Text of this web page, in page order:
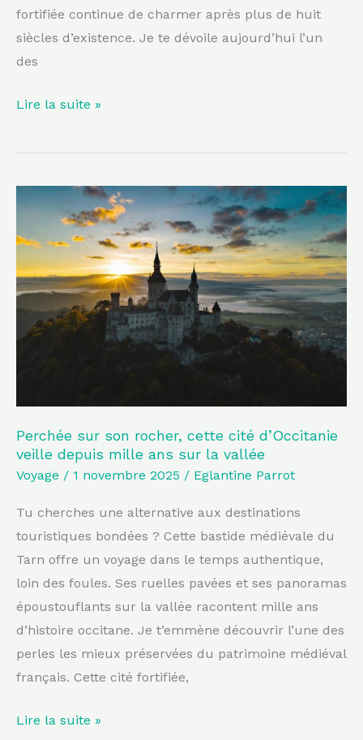
fortifiée continue de charmer après plus de huit
siècles d’existence. Je te dévoile aujourd’hui l’un
des
Lire la suite »
Perchée sur son rocher, cette cité d’Occitanie
veille depuis mille ans sur la vallée
Voyage / 1 novembre 2025 / Eglantine Parrot
Tu cherches une alternative aux destinations
touristiques bondées ? Cette bastide médiévale du
Tarn offre un voyage dans le temps authentique,
loin des foules. Ses ruelles pavées et ses panoramas
époustouflants sur la vallée racontent mille ans
d’histoire occitane. Je t’emmène découvrir l’une des
perles les mieux préservées du patrimoine médiéval
français. Cette cité fortifiée,
Perchée
son
rocher,
cette
cité
d’Occitanie
mille
ans
sur
la
Lire la suite »